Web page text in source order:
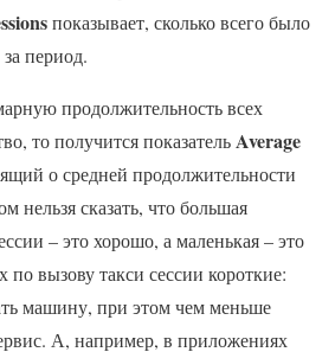
показывает, сколько всего было
период.
продолжительность всех
то получится показательAverage
о средней продолжительности
нельзя сказать, что большая
– это хорошо, а маленькая – это
вызову такси сессии короткие:
машину, при этом чем меньше
А, например, в приложениях